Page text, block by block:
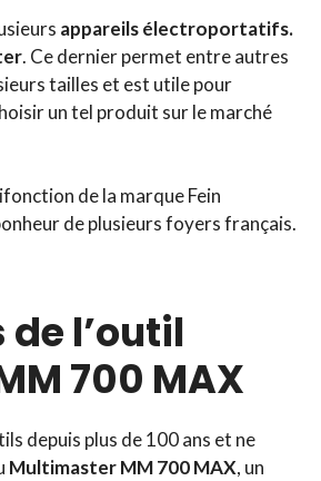
appareils électroportatifs.
. Ce dernier permet entre autres
tailles et est utile pour
un tel produit sur le marché
de la marque Fein
de plusieurs foyers français.
l’outil
700 MAX
depuis plus de 100 ans et ne
Multimaster MM 700 MAX, un